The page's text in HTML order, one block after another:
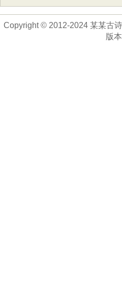
Copyright © 2012-2024 某某古
版本